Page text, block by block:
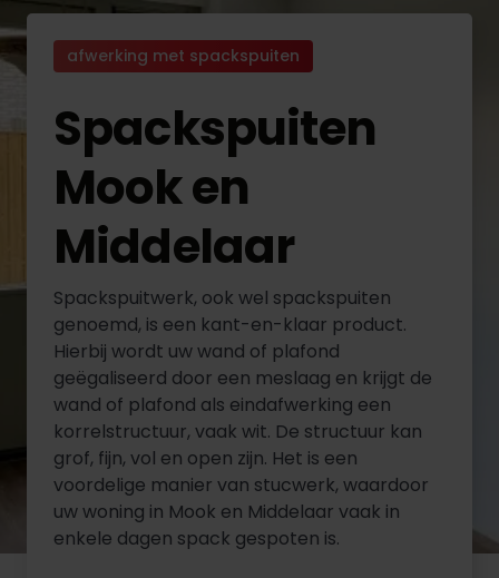
afwerking met spackspuiten
Spackspuiten
Mook en
Middelaar
Spackspuitwerk, ook wel spackspuiten
genoemd, is een kant-en-klaar product.
Hierbij wordt uw wand of plafond
geëgaliseerd door een meslaag en krijgt de
wand of plafond als eindafwerking een
korrelstructuur, vaak wit. De structuur kan
grof, fijn, vol en open zijn. Het is een
voordelige manier van stucwerk, waardoor
uw woning in Mook en Middelaar vaak in
enkele dagen spack gespoten is.